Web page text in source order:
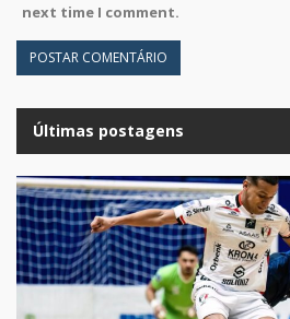
next time I comment.
Últimas postagens